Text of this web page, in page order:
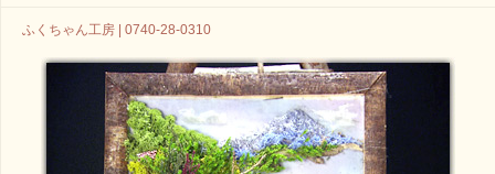
ふくちゃん工房 | 0740-28-0310